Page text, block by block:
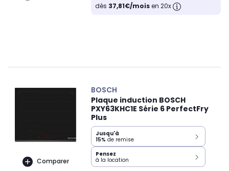
dès 37,81€/moisen 20x
Comparer
BOSCH
Plaque induction BOSCH
PXY63KHC1E Série 6 PerfectFry
Plus
Jusqu'à
15% de remise
Pensez
à la location